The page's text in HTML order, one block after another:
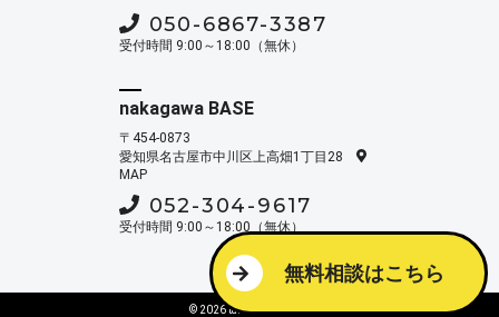
050-6867-3387
受付時間 9:00～18:00（無休）
nakagawa BASE
〒454-0873
愛知県名古屋市中川区上高畑1丁目28
MAP
052-304-9617
受付時間 9:00～18:00（無休）
© 2026 takumi table Ink.
無料相談はこちら